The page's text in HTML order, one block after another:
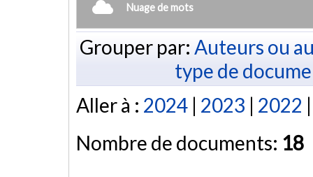
Nuage de mots
Grouper par: Auteurs ou
type de
Aller à : 2024 | 2023 | 2022
Nombre de documents: 18